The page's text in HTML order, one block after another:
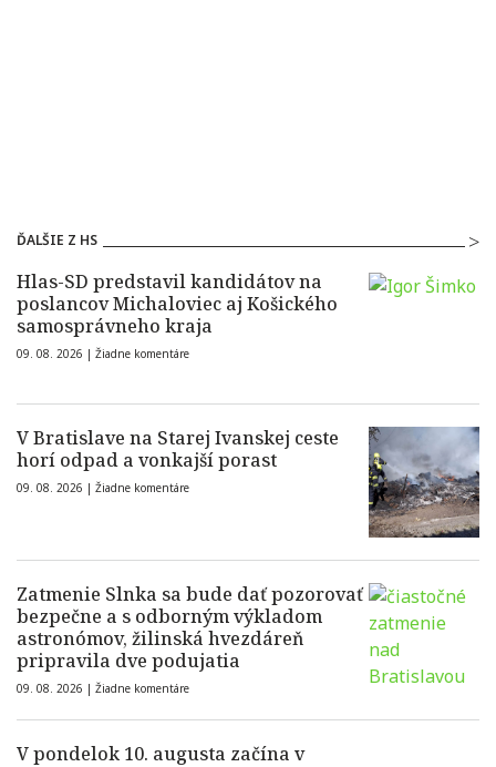
ĎALŠIE Z HS
Hlas-SD predstavil kandidátov na
poslancov Michaloviec aj Košického
samosprávneho kraja
09. 08. 2026 | Žiadne komentáre
V Bratislave na Starej Ivanskej ceste
horí odpad a vonkajší porast
09. 08. 2026 | Žiadne komentáre
Zatmenie Slnka sa bude dať pozorovať
bezpečne a s odborným výkladom
astronómov, žilinská hvezdáreň
pripravila dve podujatia
09. 08. 2026 | Žiadne komentáre
V pondelok 10. augusta začína v